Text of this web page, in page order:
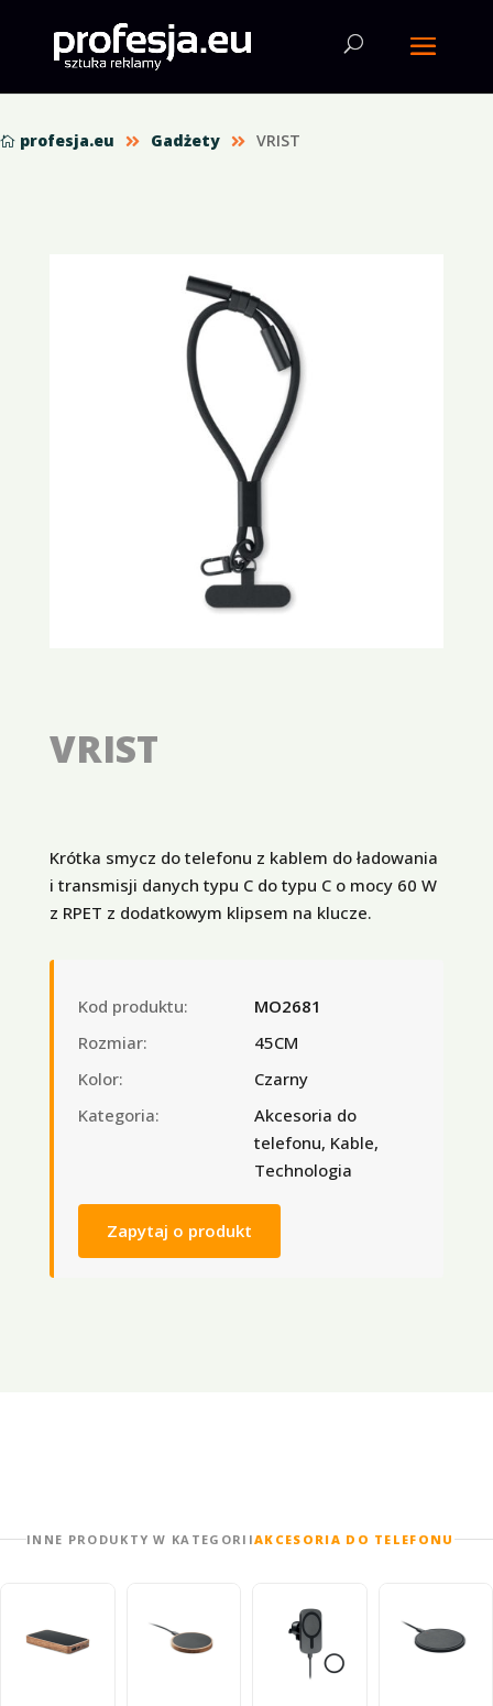
 profesja.eu  Gadżety  VRIST
VRIST
Krótka smycz do telefonu z kablem do ładowania
i transmisji danych typu C do typu C o mocy 60 W
z RPET z dodatkowym klipsem na klucze.
Kod produktu:
MO2681
Rozmiar:
45CM
Kolor:
Czarny
Kategoria:
Akcesoria do
telefonu, Kable,
Technologia
Zapytaj o produkt
INNE PRODUKTY W KATEGORIIAKCESORIA DO TELEFONU